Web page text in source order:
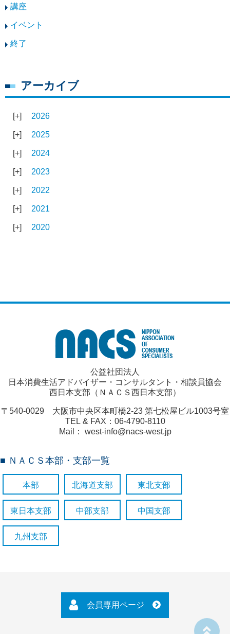
講座
イベント
終了
アーカイブ
2026
2025
2024
2023
2022
2021
2020
公益社団法人
日本消費生活アドバイザー・コンサルタント・相談員協会
西日本支部（ＮＡＣＳ西日本支部）
〒540-0029 大阪市中央区本町橋2-23 第七松屋ビル1003号室
TEL & FAX：06-4790-8110
Mail： west-info@nacs-west.jp
■ ＮＡＣＳ本部・支部一覧
本部 北海道支部 東北支部
東日本支部 中部支部 中国支部
九州支部
会員専用ページ